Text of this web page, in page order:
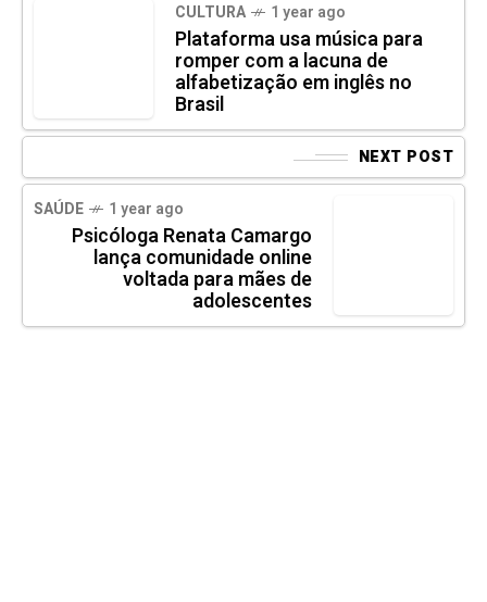
CULTURA 1 year ago
Plataforma usa música para
romper com a lacuna de
alfabetização em inglês no
Brasil
NEXT POST
SAÚDE 1 year ago
Psicóloga Renata Camargo
lança comunidade online
voltada para mães de
adolescentes